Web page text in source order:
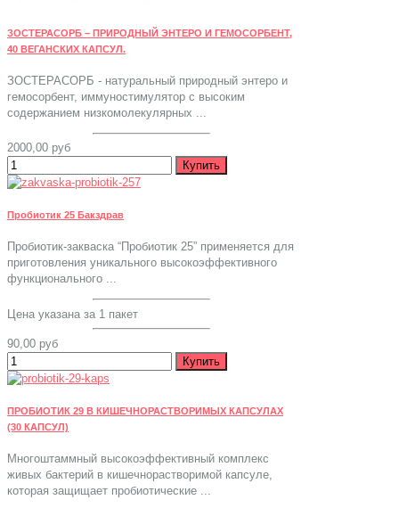
ЗОСТЕРАСОРБ – ПРИРОДНЫЙ ЭНТЕРО И ГЕМОСОРБЕНТ,
40 ВЕГАНСКИХ КАПСУЛ.
ЗОСТЕРАСОРБ - натуральный природный энтеро и
гемосорбент, иммуностимулятор с высоким
содержанием низкомолекулярных ...
2000,00 руб
Пробиотик 25 Бакздрав
Пробиотик-закваска “Пробиотик 25” применяется для
приготовления уникального высокоэффективного
функционального ...
Цена указана за 1 пакет
90,00 руб
ПРОБИОТИК 29 В КИШЕЧНОРАСТВОРИМЫХ КАПСУЛАХ
(30 КАПСУЛ)
Многоштаммный высокоэффективный комплекс
живых бактерий в кишечнорастворимой капсуле,
которая защищает пробиотические ...